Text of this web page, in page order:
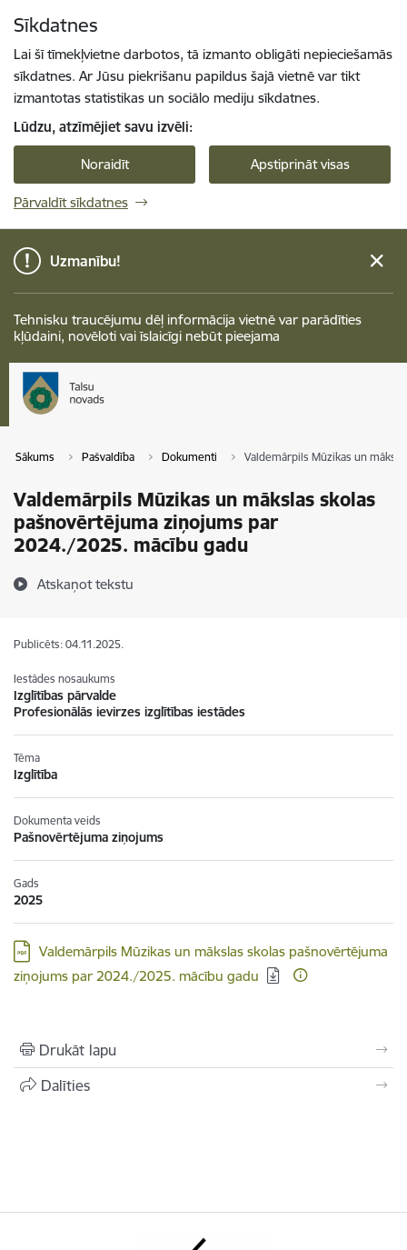
Sīkdatnes
Lai šī tīmekļvietne darbotos, tā izmanto obligāti nepieciešamās
sīkdatnes. Ar Jūsu piekrišanu papildus šajā vietnē var tikt
izmantotas statistikas un sociālo mediju sīkdatnes.
Lūdzu, atzīmējiet savu izvēli:
Noraidīt Apstiprināt visas
Pārvaldīt sīkdatnes
Uzmanību!
Tehnisku traucējumu dēļ informācija vietnē var parādīties
kļūdaini, novēloti vai īslaicīgi nebūt pieejama
Sākums Pašvaldība Dokumenti Valdemārpils Mūzikas un
Valdemārpils Mūzikas un mākslas skolas
pašnovērtējuma ziņojums par
2024./2025. mācību gadu
Atskaņot tekstu
Publicēts: 04.11.2025.
Iestādes nosaukums
Izglītības pārvalde
Profesionālās ievirzes izglītības iestādes
Tēma
Izglītība
Dokumenta veids
Pašnovērtējuma ziņojums
Gads
2025
Lejupielādēt:
Valdemārpils Mūzikas un mākslas skolas pašnovērtējuma
ziņojums par 2024./2025. mācību gadu
Drukāt lapu
Dalīties